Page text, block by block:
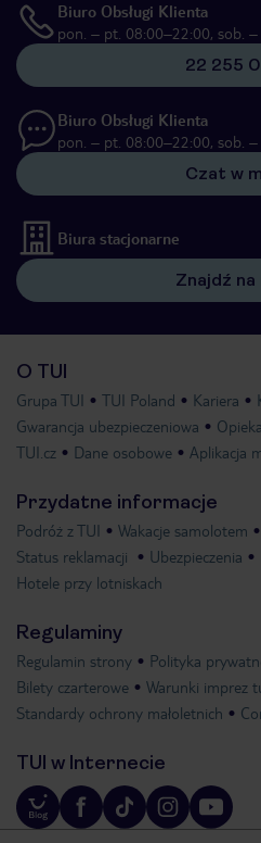
Biuro Obsługi Klienta
pon. – pt. 08:00–22:00, sob.
22 255
Biuro Obsługi Klienta
pon. – pt. 08:00–22:00, sob.
Czat w
Biura stacjonarne
Znajdź na
O TUI
Grupa TUI TUI Poland Kariera
Gwarancja ubezpieczeniowa
TUI.cz
Dane osobowe Aplikacja
Przydatne informacje
Podróż z TUI Wakacje samolotem
Status reklamacji
Ubezpieczenia
Hotele przy lotniskach
Regulaminy
Regulamin strony Polityka
Bilety czarterowe
Warunki imprez
Standardy ochrony małoletnich
TUI w Internecie